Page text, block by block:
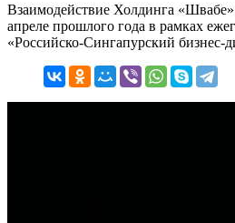
Взаимодействие Холдинга
апреле прошлого года в рамках
«Российско-Сингапурский бизнес-